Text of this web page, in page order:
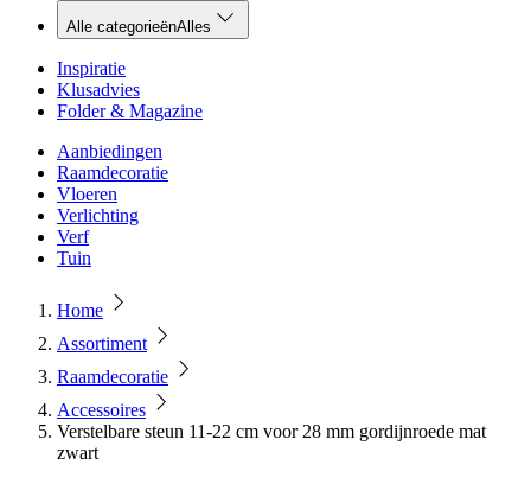
Alle categorieënAlles
Inspiratie
Klusadvies
Folder & Magazine
Aanbiedingen
Raamdecoratie
Vloeren
Verlichting
Verf
Tuin
Home
Assortiment
Raamdecoratie
Accessoires
Verstelbare steun 11-22 cm voor 28 mm gordijnroede mat
zwart